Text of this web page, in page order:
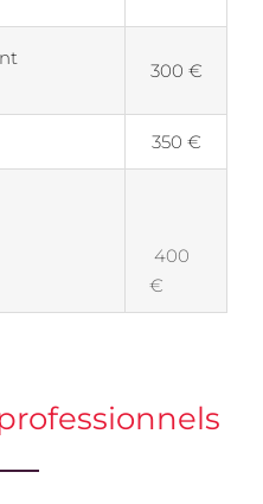
300 €
350 €
400
€